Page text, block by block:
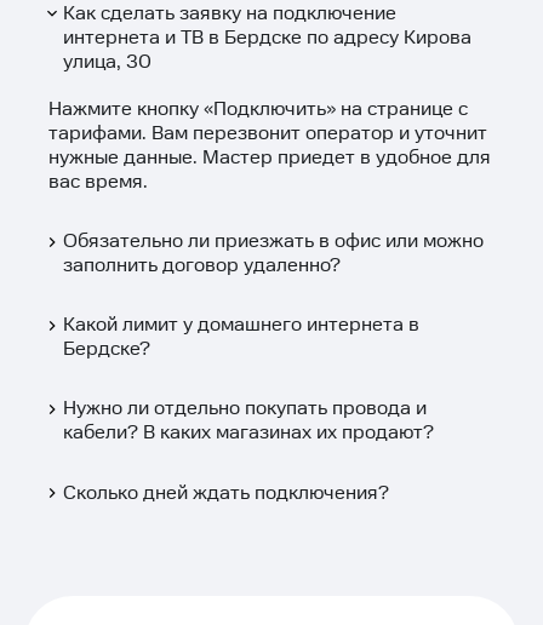
Как сделать заявку на подключение
интернета и ТВ в Бердске по адресу Кирова
улица, 30
Нажмите кнопку «Подключить» на странице с
тарифами. Вам перезвонит оператор и уточнит
нужные данные. Мастер приедет в удобное для
вас время.
Обязательно ли приезжать в офис или можно
заполнить договор удаленно?
Какой лимит у домашнего интернета в
Бердске?
Нужно ли отдельно покупать провода и
кабели? В каких магазинах их продают?
Сколько дней ждать подключения?